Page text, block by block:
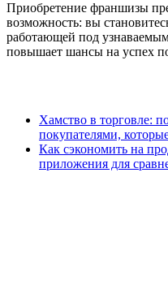
Приобретение франшизы
возможность: вы
работающей под
повышает шансы на успех
Хамство в торговле:
покупателями,
Как сэкономить на
приложения для